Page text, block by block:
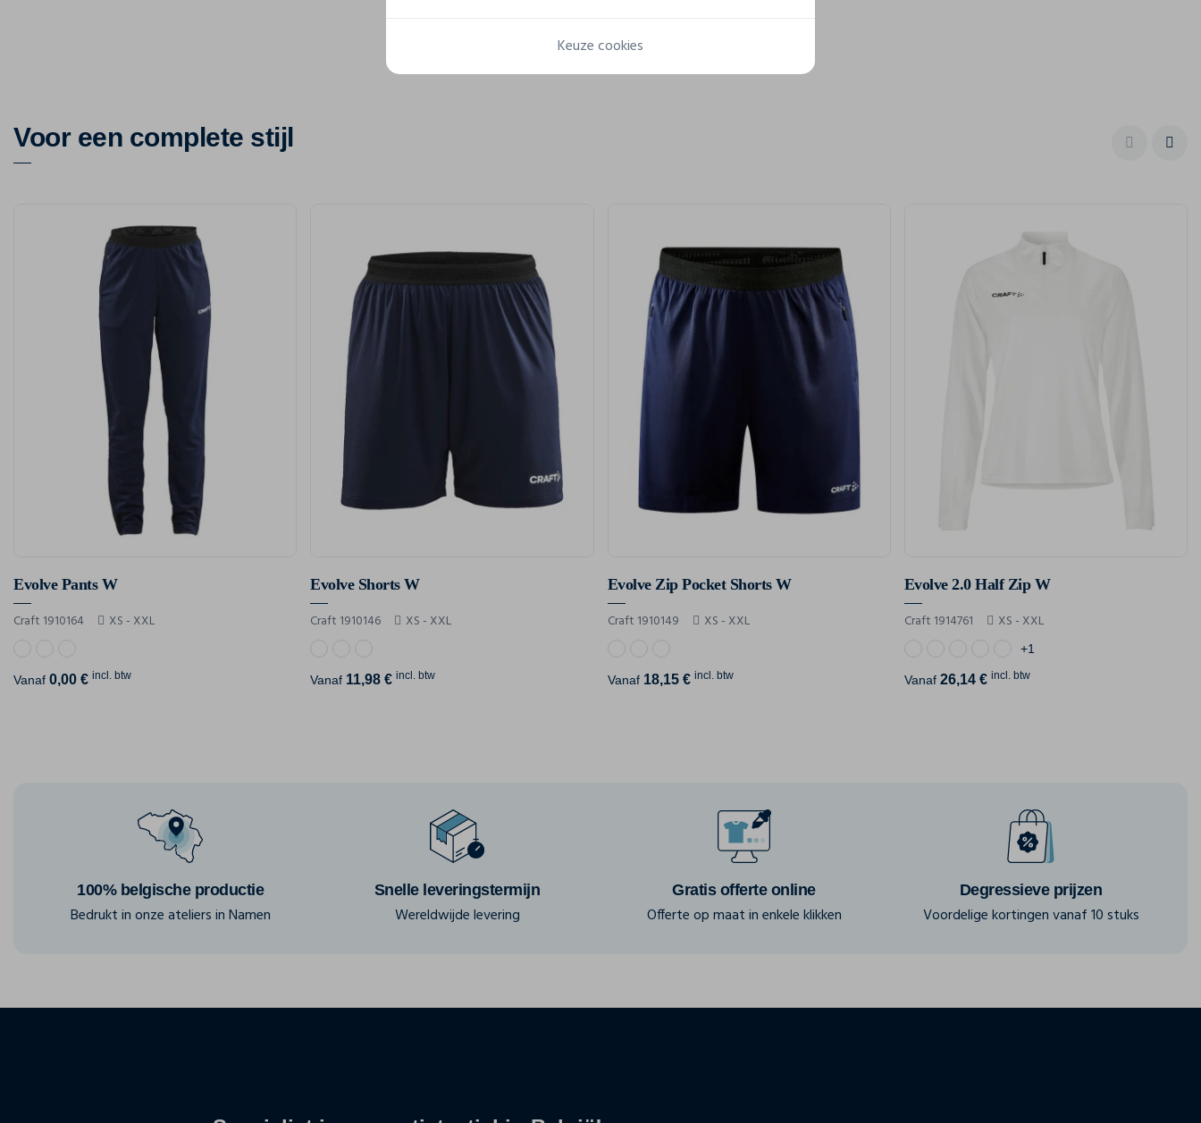
Voor een complete stijl
Evolve Pants W
Craft 1910164 XS - XXL
Vanaf 0,00 € incl. btw
Evolve Shorts W
Craft 1910146 XS - XXL
Vanaf 11,98 € incl. btw
Evolve Zip Pocket Shorts W
Craft 1910149 XS - XXL
Vanaf 18,15 € incl. btw
Evolve 2.0 Half Zip W
Craft 1914761 XS - XXL
+1
Vanaf 26,14 € incl. btw
100% belgische productie
Bedrukt in onze ateliers in Namen
Snelle leveringstermijn
Wereldwijde levering
Gratis offerte online
Offerte op maat in enkele klikken
Degressieve prijzen
Voordelige kortingen vanaf 10 stuks
Keuze cookies